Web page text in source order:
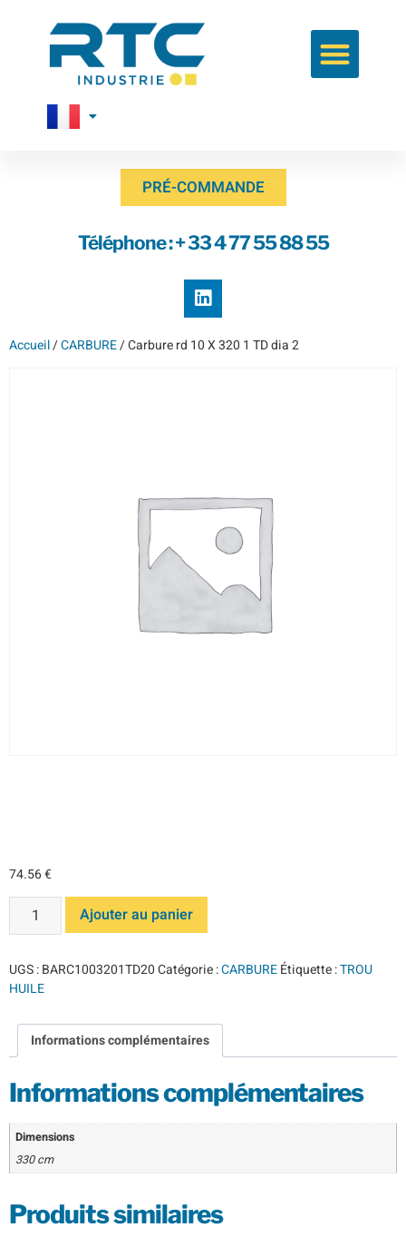
PRÉ-COMMANDE
Téléphone : + 33 4 77 55 88 55
Accueil/CARBURE/ Carbure rd 10 X 320 1 TD dia 2
74.56€
Ajouter au panier
UGS :BARC1003201TD20Catégorie :CARBUREÉtiquette :TROU
HUILE
Informations complémentaires
Informations complémentaires
Dimensions
330 cm
Produits similaires